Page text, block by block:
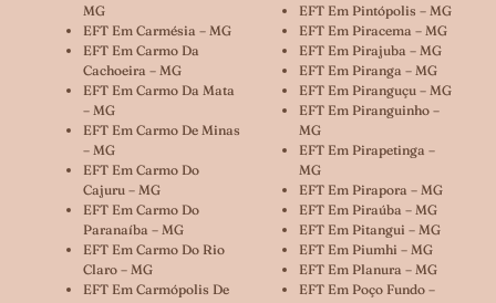
MG
EFT Em Carmésia – MG
EFT Em Carmo Da
Cachoeira – MG
EFT Em Carmo Da Mata
– MG
EFT Em Carmo De Minas
– MG
EFT Em Carmo Do
Cajuru – MG
EFT Em Carmo Do
Paranaíba – MG
EFT Em Carmo Do Rio
Claro – MG
EFT Em Carmópolis De
EFT Em Pintópolis – MG
EFT Em Piracema – MG
EFT Em Pirajuba – MG
EFT Em Piranga – MG
EFT Em Piranguçu – MG
EFT Em Piranguinho –
MG
EFT Em Pirapetinga –
MG
EFT Em Pirapora – MG
EFT Em Piraúba – MG
EFT Em Pitangui – MG
EFT Em Piumhi – MG
EFT Em Planura – MG
EFT Em Poço Fundo –